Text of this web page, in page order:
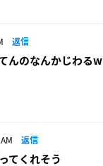
返信
んのなんかじわるw
返信
てくれそう